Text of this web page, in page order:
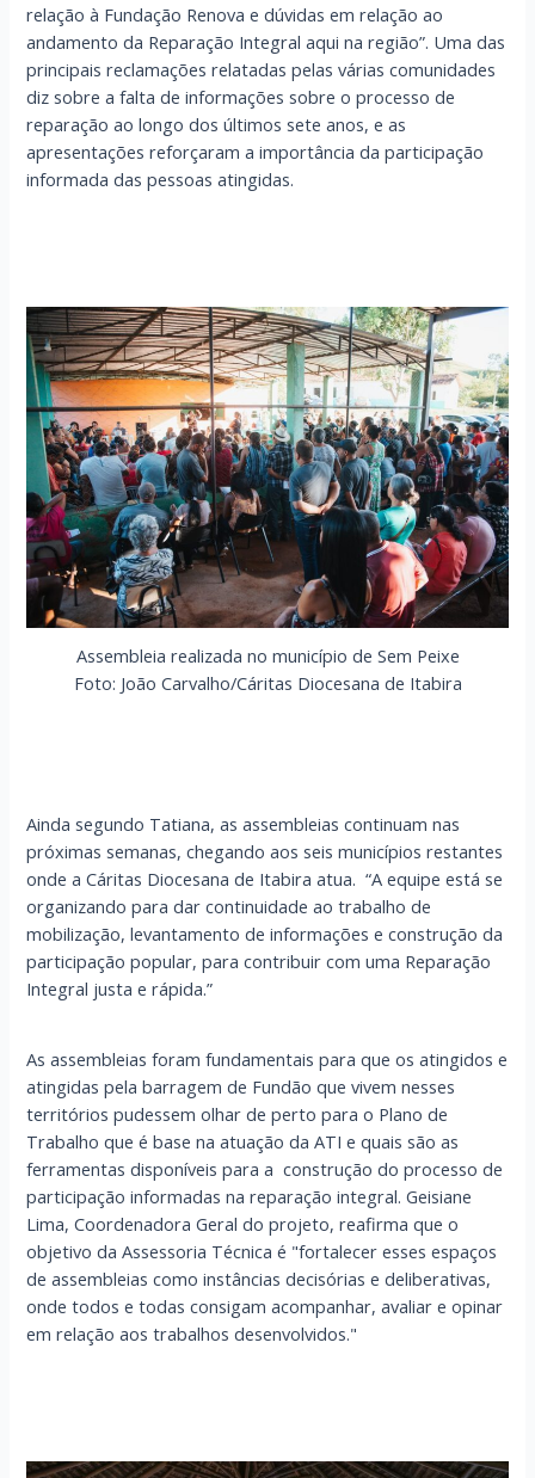
relação à Fundação Renova e dúvidas em relação ao
andamento da Reparação Integral aqui na região”. Uma das
principais reclamações relatadas pelas várias comunidades
diz sobre a falta de informações sobre o processo de
reparação ao longo dos últimos sete anos, e as
apresentações reforçaram a importância da participação
informada das pessoas atingidas.
Assembleia realizada no município de Sem Peixe
Foto: João Carvalho/Cáritas Diocesana de Itabira
Ainda segundo Tatiana, as assembleias continuam nas
próximas semanas, chegando aos seis municípios restantes
onde a Cáritas Diocesana de Itabira atua. “A equipe está se
organizando para dar continuidade ao trabalho de
mobilização, levantamento de informações e construção da
participação popular, para contribuir com uma Reparação
Integral justa e rápida.”
As assembleias foram fundamentais para que os atingidos e
atingidas pela barragem de Fundão que vivem nesses
territórios pudessem olhar de perto para o Plano de
Trabalho que é base na atuação da ATI e quais são as
ferramentas disponíveis para a construção do processo de
participação informadas na reparação integral. Geisiane
Lima, Coordenadora Geral do projeto, reafirma que o
objetivo da Assessoria Técnica é "fortalecer esses espaços
de assembleias como instâncias decisórias e deliberativas,
onde todos e todas consigam acompanhar, avaliar e opinar
em relação aos trabalhos desenvolvidos."